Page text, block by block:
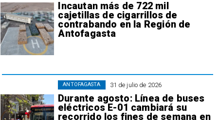
Incautan más de 722 mil
cajetillas de cigarrillos de
contrabando en la Región de
Antofagasta
31 de julio de 2026
Durante agosto: Línea de buses
eléctricos E-01 cambiará su
recorrido los fines de semana en
ANTOFAGASTA